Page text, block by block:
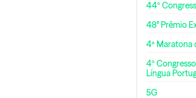
44º
48° Prêmio
4ª Maratona
4º
Língua
5G